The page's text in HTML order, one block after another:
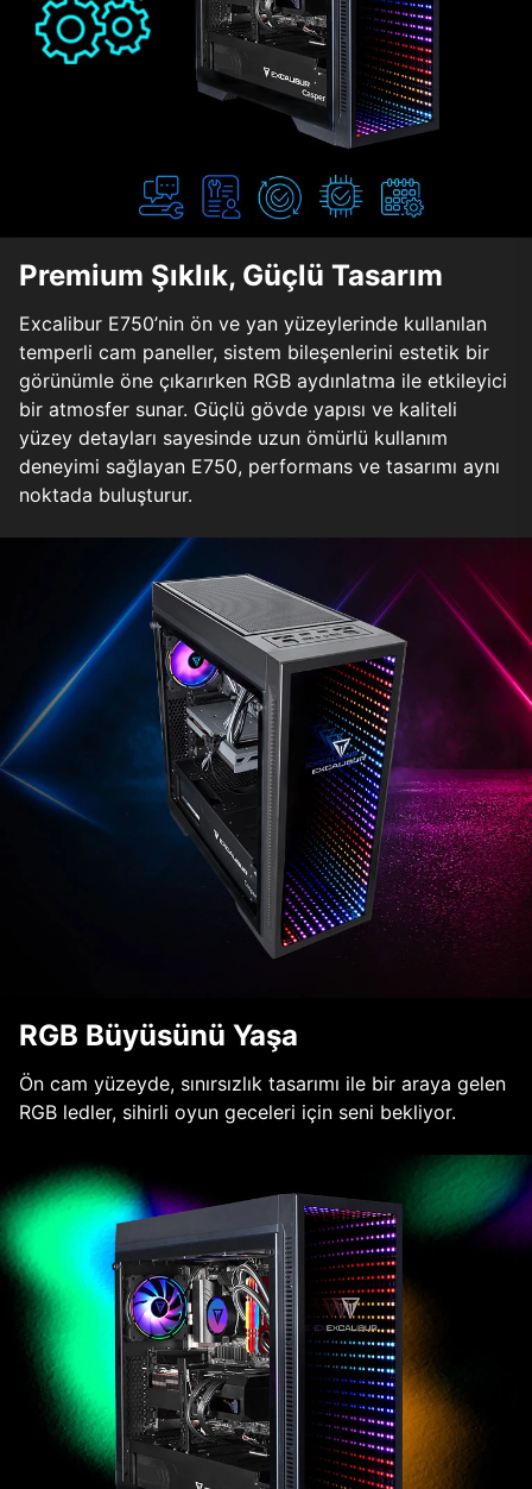
Premium Şıklık, Güçlü Tasarım
Excalibur E750’nin ön ve yan yüzeylerinde kullanılan
temperli cam paneller, sistem bileşenlerini estetik bir
görünümle öne çıkarırken RGB aydınlatma ile etkileyici
bir atmosfer sunar. Güçlü gövde yapısı ve kaliteli
yüzey detayları sayesinde uzun ömürlü kullanım
deneyimi sağlayan E750, performans ve tasarımı aynı
noktada buluşturur.
RGB Büyüsünü Yaşa
Ön cam yüzeyde, sınırsızlık tasarımı ile bir araya gelen
RGB ledler, sihirli oyun geceleri için seni bekliyor.